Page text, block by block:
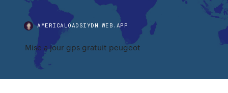
AMERICALOADSIYDM.WEB.APP
Mise a jour gps gratuit peugeot